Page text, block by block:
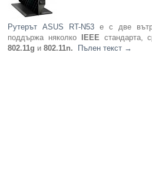
Рутерът ASUS RT-N53 е с две
поддържа няколко
IEEE стандарта,
802.11g и802.11n. Пълен текст →